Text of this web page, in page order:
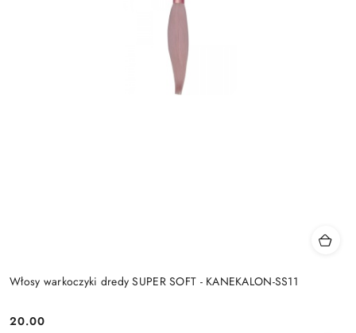
Włosy warkoczyki dredy SUPER SOFT - KANEKALON-SS11
20.00